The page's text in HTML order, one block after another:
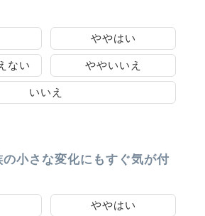
ややはい
ない ややいいえ
いいえ
小さな変化にもすぐ気が付
ややはい